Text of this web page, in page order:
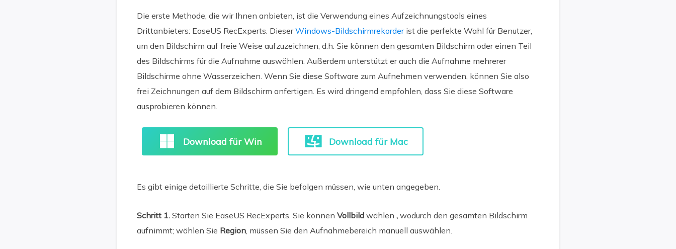
Die erste Methode, die wir Ihnen anbieten, ist die Verwendung eines Aufzeichnungstools eines
Drittanbieters: EaseUS RecExperts. DieserWindows-Bildschirmrekorderist die perfekte Wahl für Benutzer,
um den Bildschirm auf freie Weise aufzuzeichnen, d.h. Sie können den gesamten Bildschirm oder einen Teil
des Bildschirms für die Aufnahme auswählen. Außerdem unterstützt er auch die Aufnahme mehrerer
Bildschirme ohne Wasserzeichen. Wenn Sie diese Software zum Aufnehmen verwenden, können Sie also
frei Zeichnungen auf dem Bildschirm anfertigen. Es wird dringend empfohlen, dass Sie diese Software
ausprobieren können.
Download für Win Download für Mac
Es gibt einige detaillierte Schritte, die Sie befolgen müssen, wie unten angegeben.
Schritt 1. Starten Sie EaseUS RecExperts. Sie können Vollbild wählen , wodurch den gesamten Bildschirm
aufnimmt; wählen Sie Region, müssen Sie den Aufnahmebereich manuell auswählen.